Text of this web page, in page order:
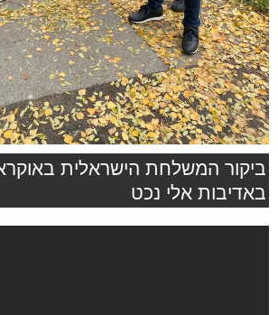
ביקור המשלחת הישראלית
באדיבות אלי נכט